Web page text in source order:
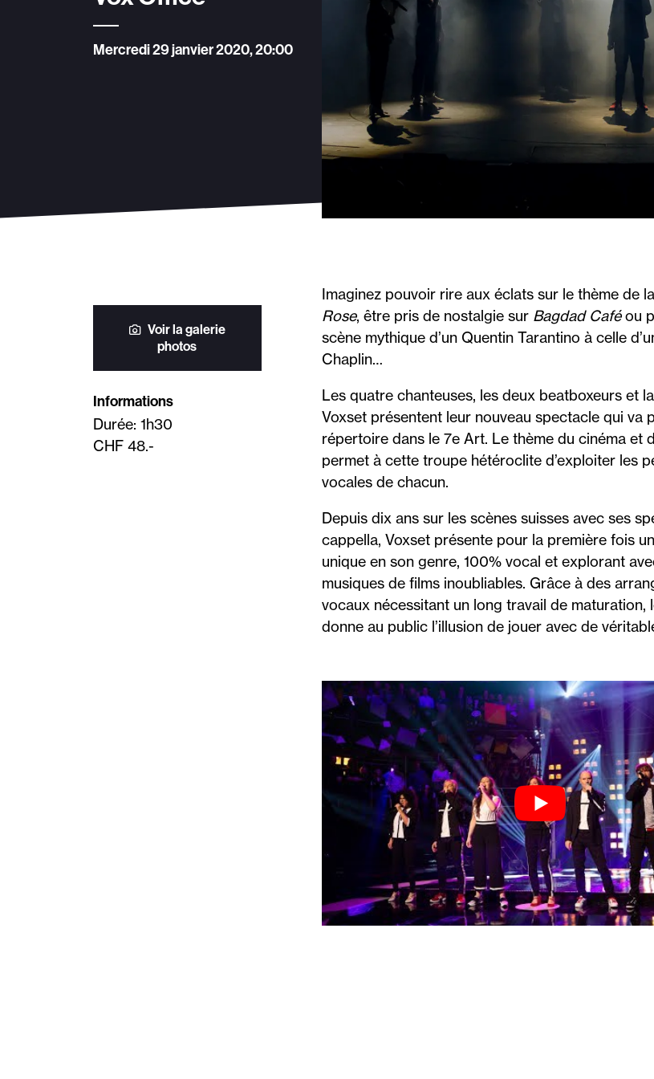
Mercredi 29 janvier 2020, 20:00
Voir la galerie
photos
Informations
Durée: 1h30
CHF 48.-
Imaginez pouvoir rire aux éclats sur le thème de la
Rose, être pris de nostalgie sur Bagdad Caféou
scène mythique d’un Quentin Tarantino à celle
Chaplin…
Les quatre chanteuses, les deux beatboxeurs et
Voxset présentent leur nouveau spectacle qui va
répertoire dans le 7eArt. Le thème du cinéma et
permet à cette troupe hétéroclite d’exploiter les
vocales de chacun.
Depuis dix ans sur les scènes suisses avec ses
cappella, Voxset présente pour la première fois
unique en son genre, 100% vocal et explorant
musiques de films inoubliables. Grâce à des
vocaux nécessitant un long travail de maturation,
donne au public l’illusion de jouer avec de